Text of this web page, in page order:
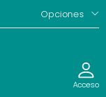
Opciones
Acceso